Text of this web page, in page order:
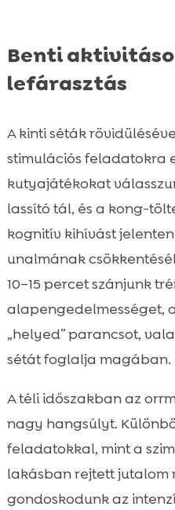
Benti
lefárasztás
A kinti séták
stimulációs feladatokra
kutyajátékokat
lassító tál, és a kong-
kognitív kihívást
unalmának
10–15 percet szánjunk
alapengedelmességet,
„helyed” parancsot,
sétát foglalja magában.
A téli időszakban az
nagy hangsúlyt.
feladatokkal, mint a
lakásban rejtett jutalom
gondoskodunk az